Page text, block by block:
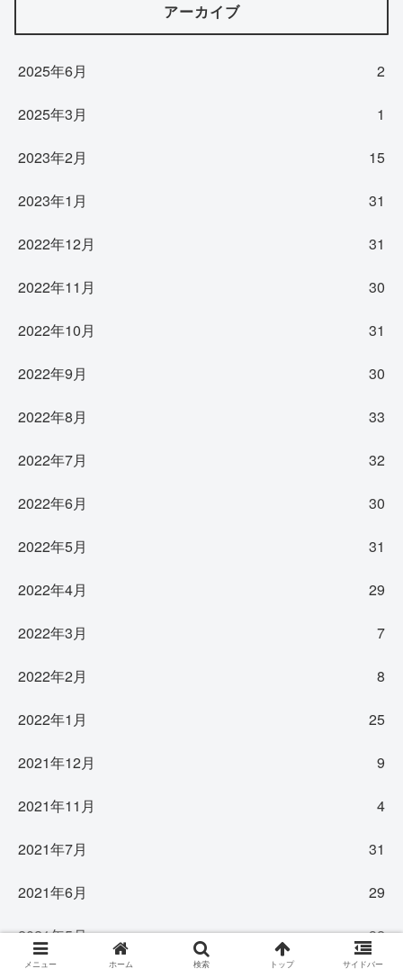
アーカイブ
2025年6月 2
2025年3月 1
2023年2月 15
2023年1月 31
2022年12月 31
2022年11月 30
2022年10月 31
2022年9月 30
2022年8月 33
2022年7月 32
2022年6月 30
2022年5月 31
2022年4月 29
2022年3月 7
2022年2月 8
2022年1月 25
2021年12月 9
2021年11月 4
2021年7月 31
2021年6月 29
2021年5月 32
メニュー ホーム 検索 トップ サイドバー